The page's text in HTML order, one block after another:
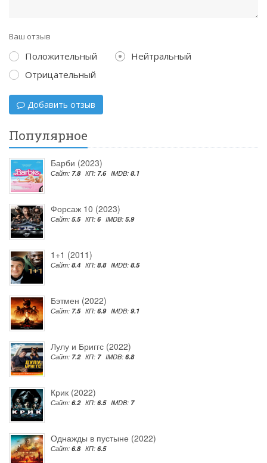
Ваш отзыв
Положительный
Нейтральный
Отрицательный
Добавить отзыв
Популярное
Барби (2023)
Сайт: 7.8 КП: 7.6 IMDB: 8.1
Форсаж 10 (2023)
Сайт: 5.5 КП: 6 IMDB: 5.9
1+1 (2011)
Сайт: 8.4 КП: 8.8 IMDB: 8.5
Бэтмен (2022)
Сайт: 7.5 КП: 6.9 IMDB: 9.1
Лулу и Бриггс (2022)
Сайт: 7.2 КП: 7 IMDB: 6.8
Крик (2022)
Сайт: 6.2 КП: 6.5 IMDB: 7
Однажды в пустыне (2022)
Сайт: 6.8 КП: 6.5